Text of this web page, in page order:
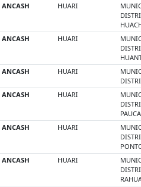
ANCASH HUARI
ANCASH HUARI
ANCASH HUARI
ANCASH HUARI
ANCASH HUARI
ANCASH HUARI